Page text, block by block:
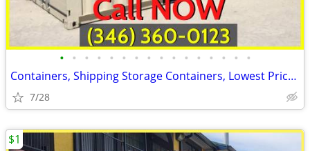
• • • • • • • • • • • • • • • •
Containers, Shipping Storage Containers, Lowest Price Now!
7/28
$1